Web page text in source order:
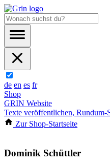
de en es fr
Shop
GRIN Website
Texte veröffentlichen, Rundum-
Zur Shop-Startseite
Dominik Schüttler